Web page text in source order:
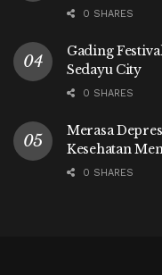
0 SHARES
Gading
Sedayu City
0 SHARES
Merasa
Kesehatan
0 SHARES